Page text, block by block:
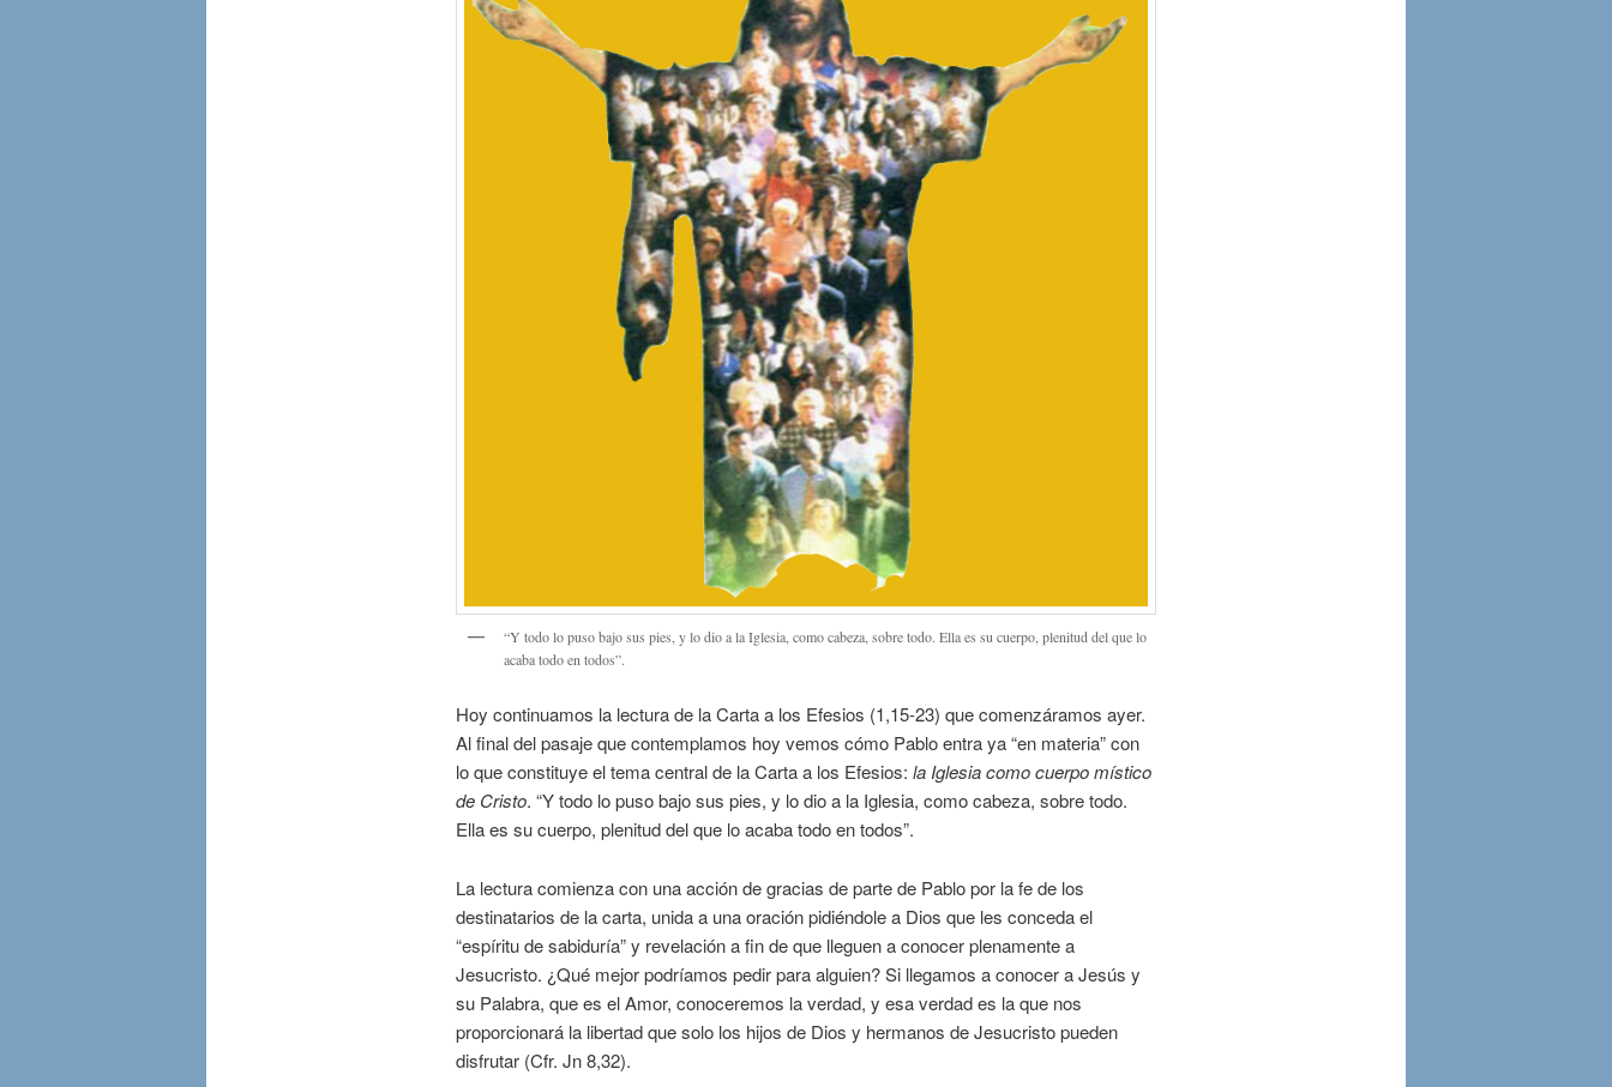
“Y todo lo puso bajo sus pies, y lo dio a la Iglesia, como cabeza, sobre todo. Ella es su cuerpo, plenitud del que lo
acaba todo en todos”.
Hoy continuamos la lectura de la Carta a los Efesios (1,15-23) que comenzáramos ayer.
Al final del pasaje que contemplamos hoy vemos cómo Pablo entra ya “en materia” con
lo que constituye el tema central de la Carta a los Efesios: la Iglesia como cuerpo místico
de Cristo. “Y todo lo puso bajo sus pies, y lo dio a la Iglesia, como cabeza, sobre todo.
Ella es su cuerpo, plenitud del que lo acaba todo en todos”.
La lectura comienza con una acción de gracias de parte de Pablo por la fe de los
destinatarios de la carta, unida a una oración pidiéndole a Dios que les conceda el
“espíritu de sabiduría” y revelación a fin de que lleguen a conocer plenamente a
Jesucristo. ¿Qué mejor podríamos pedir para alguien? Si llegamos a conocer a Jesús y
su Palabra, que es el Amor, conoceremos la verdad, y esa verdad es la que nos
proporcionará la libertad que solo los hijos de Dios y hermanos de Jesucristo pueden
disfrutar (Cfr. Jn 8,32).